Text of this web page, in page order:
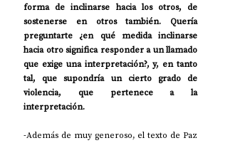
forma de inclinarse hacia los otros, de
sostenerse en otros también. Quería
preguntarte ¿en qué medida inclinarse
hacia otro significa responder a un llamado
que exige una interpretación?, y, en tanto
tal, que supondría un cierto grado de
violencia, que pertenece a la
interpretación.
-Además de muy generoso, el texto de Paz